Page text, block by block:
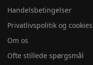
Handelsbetingelser
Privatlivspolitik og cookies
Om os
Ofte stillede spørgsmål